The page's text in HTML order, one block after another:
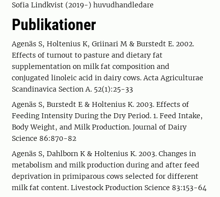
Sofia Lindkvist (2019-) huvudhandledare
Publikationer
Agenäs S, Holtenius K, Griinari M & Burstedt E. 2002.
Effects of turnout to pasture and dietary fat
supplementation on milk fat composition and
conjugated linoleic acid in dairy cows. Acta Agriculturae
Scandinavica Section A. 52(1):25-33
Agenäs S, Burstedt E & Holtenius K. 2003. Effects of
Feeding Intensity During the Dry Period. 1. Feed Intake,
Body Weight, and Milk Production. Journal of Dairy
Science 86:870-82
Agenäs S, Dahlborn K & Holtenius K. 2003. Changes in
metabolism and milk production during and after feed
deprivation in primiparous cows selected for different
milk fat content. Livestock Production Science 83:153-64